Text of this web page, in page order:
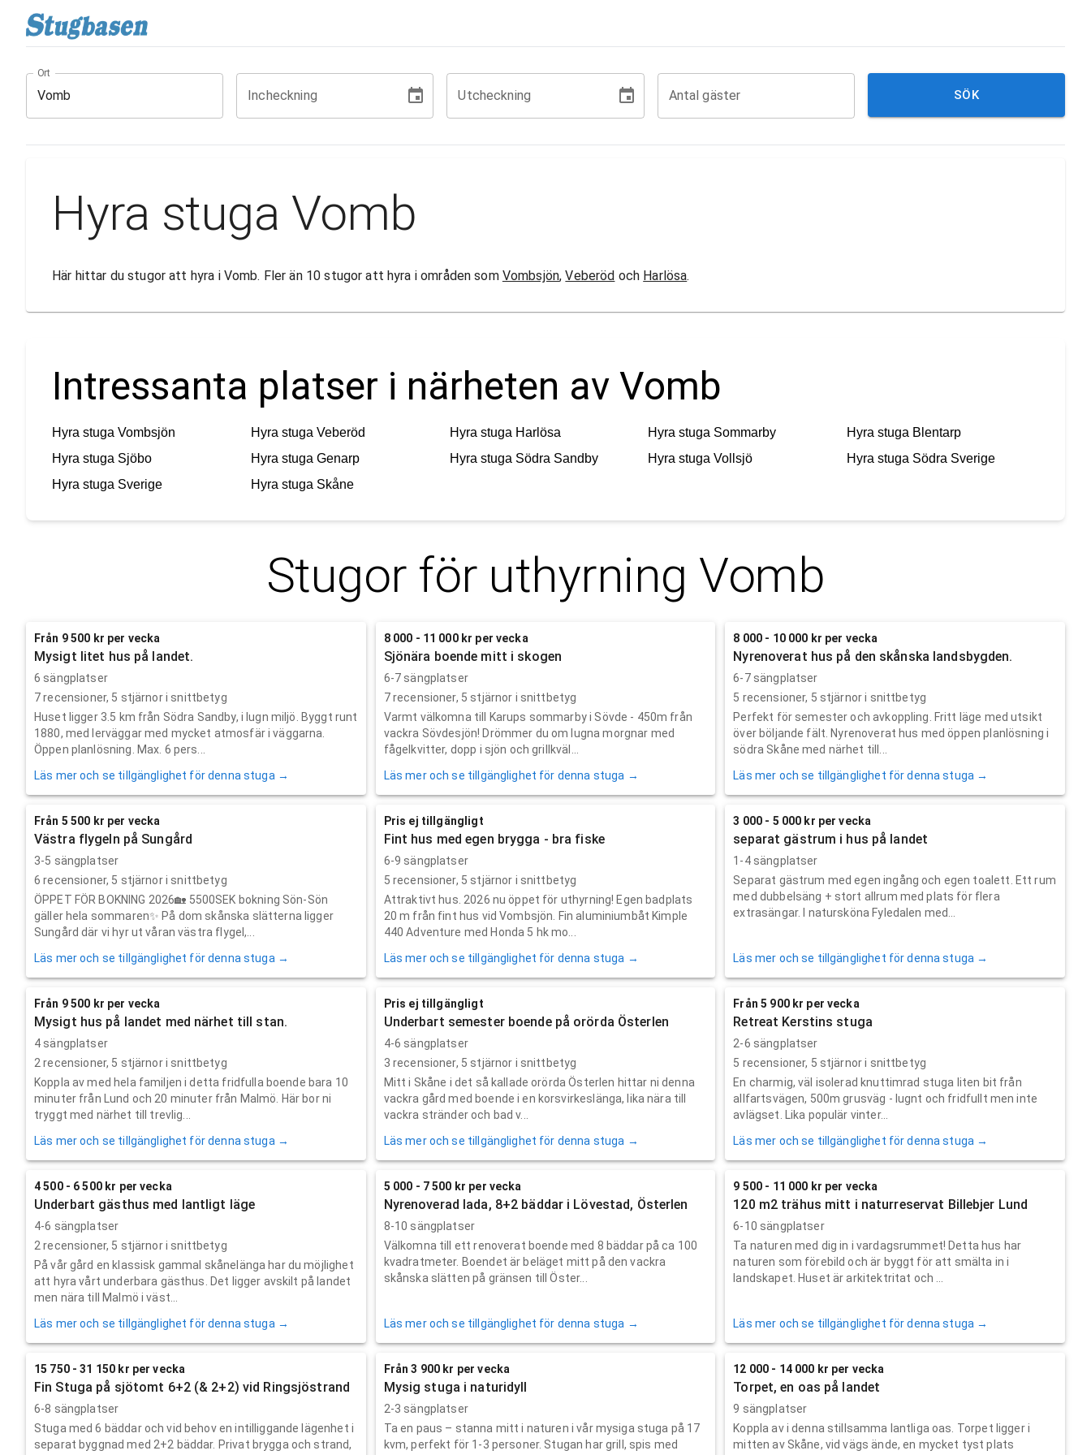
Ort
Incheckning Utcheckning Antal gäster SÖK
Hyra stuga Vomb
Här hittar du stugor att hyra i Vomb. Fler än 10 stugor att hyra i områden som Vombsjön,Veberöd och Harlösa.
Intressanta platser i närheten av Vomb
Hyra stuga Vombsjön Hyra stuga Veberöd Hyra stuga Harlösa Hyra stuga Sommarby Hyra stuga Blentarp
Hyra stuga Sjöbo Hyra stuga Genarp Hyra stuga Södra Sandby Hyra stuga Vollsjö Hyra stuga Södra Sverige
Hyra stuga Sverige Hyra stuga Skåne
Stugor för uthyrning Vomb
Från 9 500 kr per vecka
Mysigt litet hus på landet.
6 sängplatser
7recensioner, 5 stjärnor i snittbetyg
Huset ligger 3.5 km från Södra Sandby, i lugn miljö. Byggt runt
1880, med lerväggar med mycket atmosfär i väggarna.
Öppen planlösning. Max. 6 pers...
Läs mer och se tillgänglighet för denna stuga →
8 000 - 11 000 kr per vecka
Sjönära boende mitt i skogen
6-7 sängplatser
7recensioner, 5 stjärnor i snittbetyg
Varmt välkomna till Karups sommarby i Sövde - 450m från
vackra Sövdesjön! Drömmer du om lugna morgnar med
fågelkvitter, dopp i sjön och grillkväl...
Läs mer och se tillgänglighet för denna stuga →
8 000 - 10 000 kr per vecka
Nyrenoverat hus på den skånska landsbygden.
6-7 sängplatser
5 recensioner, 5 stjärnor i snittbetyg
Perfekt för semester och avkoppling. Fritt läge med utsikt
över böljande fält. Nyrenoverat hus med öppen planlösning i
södra Skåne med närhet till...
Läs mer och se tillgänglighet för denna stuga →
Från 5 500 kr per vecka
Västra flygeln på Sungård
3-5 sängplatser
6 recensioner, 5 stjärnor i snittbetyg
ÖPPET FÖR BOKNING 2026🏡 5500SEK bokning Sön-Sön
gäller hela sommaren✨️ På dom skånska slätterna ligger
Sungård där vi hyr ut våran västra flygel,...
Läs mer och se tillgänglighet för denna stuga →
Pris ej tillgängligt
Fint hus med egen brygga - bra fiske
6-9 sängplatser
5 recensioner, 5 stjärnor i snittbetyg
Attraktivt hus. 2026 nu öppet för uthyrning! Egen badplats
20 m från fint hus vid Vombsjön. Fin aluminiumbåt Kimple
440 Adventure med Honda 5 hk mo...
Läs mer och se tillgänglighet för denna stuga →
3 000 - 5 000 kr per vecka
separat gästrum i hus på landet
1-4 sängplatser
Separat gästrum med egen ingång och egen toalett. Ett rum
med dubbelsäng + stort allrum med plats för flera
extrasängar. I natursköna Fyledalen med...
Läs mer och se tillgänglighet för denna stuga →
Från 9 500 kr per vecka
Mysigt hus på landet med närhet till stan.
4 sängplatser
2 recensioner, 5 stjärnor i snittbetyg
Koppla av med hela familjen i detta fridfulla boende bara 10
minuter från Lund och 20 minuter från Malmö. Här bor ni
tryggt med närhet till trevlig...
Läs mer och se tillgänglighet för denna stuga →
Pris ej tillgängligt
Underbart semester boende på orörda Österlen
4-6 sängplatser
3 recensioner, 5 stjärnor i snittbetyg
Mitt i Skåne i det så kallade orörda Österlen hittar ni denna
vackra gård med boende i en korsvirkeslänga, lika nära till
vackra stränder och bad v...
Läs mer och se tillgänglighet för denna stuga →
Från 5 900 kr per vecka
Retreat Kerstins stuga
2-6 sängplatser
5 recensioner, 5 stjärnor i snittbetyg
En charmig, väl isolerad knuttimrad stuga liten bit från
allfartsvägen, 500m grusväg - lugnt och fridfullt men inte
avlägset. Lika populär vinter...
Läs mer och se tillgänglighet för denna stuga →
4 500 - 6 500 kr per vecka
Underbart gästhus med lantligt läge
4-6 sängplatser
2 recensioner, 5 stjärnor i snittbetyg
På vår gård en klassisk gammal skånelänga har du möjlighet
att hyra vårt underbara gästhus. Det ligger avskilt på landet
men nära till Malmö i väst...
Läs mer och se tillgänglighet för denna stuga →
5 000 - 7 500 kr per vecka
Nyrenoverad lada, 8+2 bäddar i Lövestad, Österlen
8-10 sängplatser
Välkomna till ett renoverat boende med 8 bäddar på ca 100
kvadratmeter. Boendet är beläget mitt på den vackra
skånska slätten på gränsen till Öster...
Läs mer och se tillgänglighet för denna stuga →
9 500 - 11 000 kr per vecka
120 m2 trähus mitt i naturreservat Billebjer Lund
6-10 sängplatser
Ta naturen med dig in i vardagsrummet! Detta hus har
naturen som förebild och är byggt för att smälta in i
landskapet. Huset är arkitektritat och ...
Läs mer och se tillgänglighet för denna stuga →
15 750 - 31 150 kr per vecka
Fin Stuga på sjötomt 6+2 (& 2+2) vid Ringsjöstrand
6-8 sängplatser
Stuga med 6 bäddar och vid behov en intilliggande lägenhet i
separat byggnad med 2+2 bäddar. Privat brygga och strand,
Från 3 900 kr per vecka
Mysig stuga i naturidyll
2-3 sängplatser
Ta en paus – stanna mitt i naturen i vår mysiga stuga på 17
kvm, perfekt för 1-3 personer. Stugan har grill, spis med
12 000 - 14 000 kr per vecka
Torpet, en oas på landet
9 sängplatser
Koppla av i denna stillsamma lantliga oas. Torpet ligger i
mitten av Skåne, vid vägs ände, en mycket tyst plats